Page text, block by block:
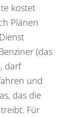
kostet
Plänen
(das
darf
und
das die
Für